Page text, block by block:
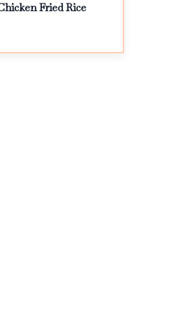
Fried Rice